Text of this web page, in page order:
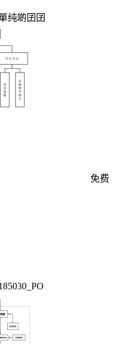
纯啲囝囝
免费